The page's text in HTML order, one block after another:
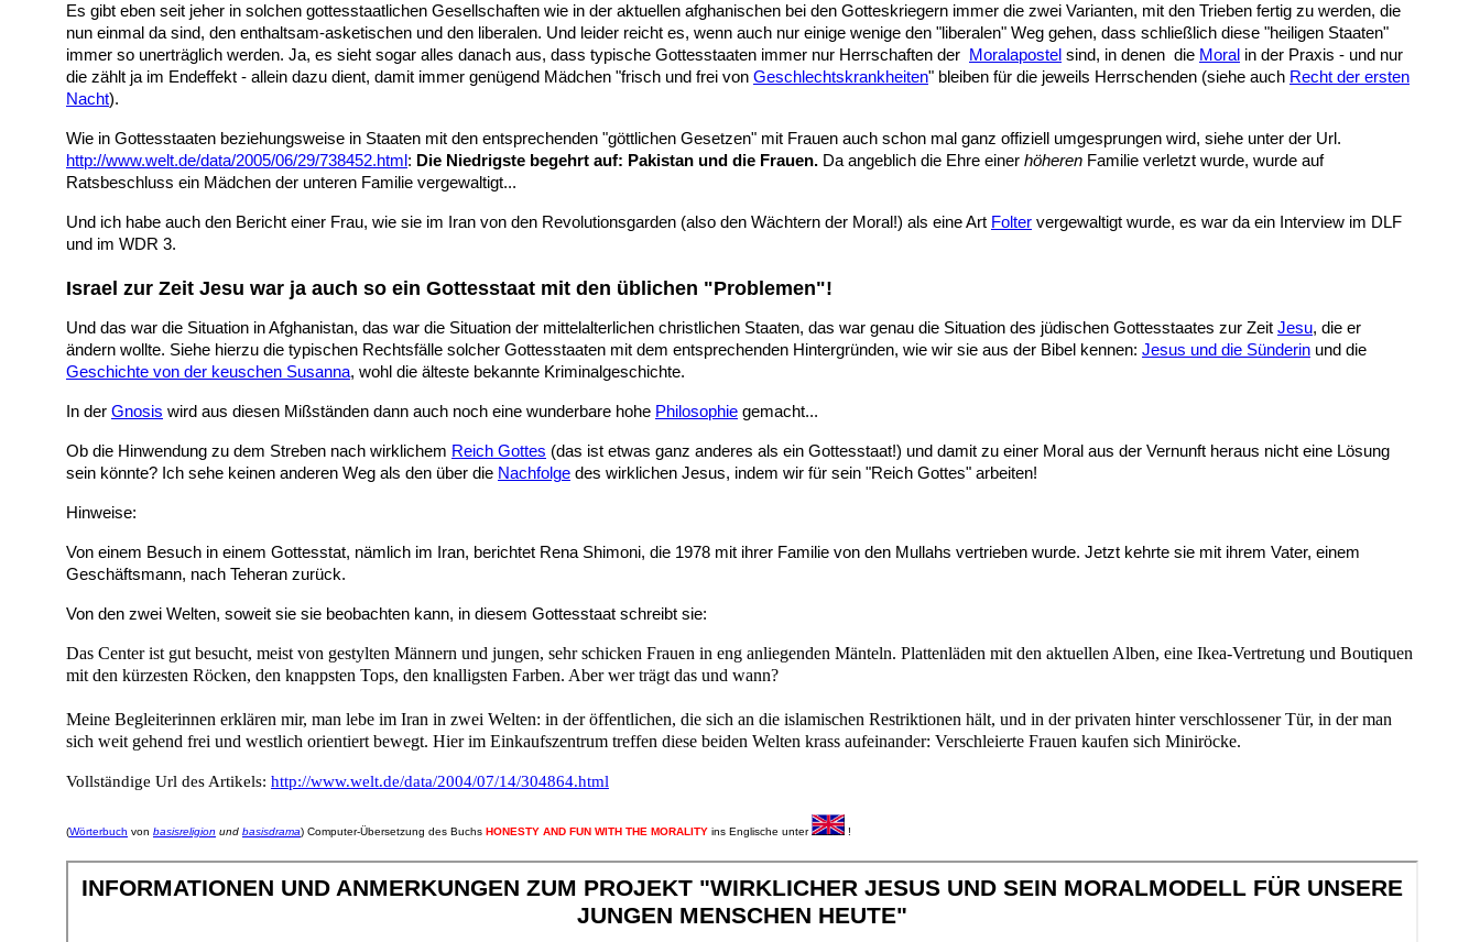
Es gibt eben seit jeher in solchen gottesstaatlichen Gesellschaften wie in der aktuellen afghanischen bei den Gotteskriegern immer die zwei Varianten, mit den Trieben fertig zu werden, die
nun einmal da sind, den enthaltsam-asketischen und den liberalen. Und leider reicht es, wenn auch nur einige wenige den "liberalen" Weg gehen, dass schließlich diese "heiligen Staaten"
immer so unerträglich werden. Ja, es sieht sogar alles danach aus, dass typische Gottesstaaten immer nur Herrschaften der
Moralapostel sind, in denen die Moral in der Praxis - und nur
die zählt ja im Endeffekt - allein dazu dient, damit immer genügend Mädchen "frisch und frei von Geschlechtskrankheiten" bleiben für die jeweils Herrschenden (siehe auch Recht der ersten
Nacht).
Wie in Gottesstaaten beziehungsweise in Staaten mit den entsprechenden "göttlichen Gesetzen" mit Frauen auch schon mal ganz offiziell umgesprungen wird, siehe unter der Url.
http://www.welt.de/data/2005/06/29/738452.html : Die Niedrigste begehrt auf: Pakistan und die Frauen. Da angeblich die Ehre einer höheren Familie verletzt wurde, wurde auf
Ratsbeschluss ein Mädchen der unteren Familie vergewaltigt...
Und ich habe auch den Bericht einer Frau, wie sie im Iran von den Revolutionsgarden (also den Wächtern der Moral!) als eine Art Folter vergewaltigt wurde, es war da ein Interview im DLF
und im WDR 3.
Israel zur Zeit Jesu war ja auch so ein Gottesstaat mit den üblichen "Problemen"!
Und das war die Situation in Afghanistan, das war die Situation der mittelalterlichen christlichen Staaten, das war genau die Situation des jüdischen Gottesstaates zur Zeit Jesu, die er
ändern wollte. Siehe hierzu die typischen Rechtsfälle solcher Gottesstaaten mit dem entsprechenden Hintergründen, wie wir sie aus der Bibel kennen: Jesus und die Sünderin und die
Geschichte von der keuschen Susanna, wohl die älteste bekannte Kriminalgeschichte.
In der Gnosis wird aus diesen Mißständen dann auch noch eine wunderbare hohe Philosophie gemacht...
Ob die Hinwendung zu dem Streben nach wirklichem Reich Gottes (das ist etwas ganz anderes als ein Gottesstaat!) und damit zu einer Moral aus der Vernunft heraus nicht eine Lösung
sein könnte? Ich sehe keinen anderen Weg als den über die Nachfolge des wirklichen Jesus, indem wir für sein "Reich Gottes" arbeiten!
Hinweise:
Von einem Besuch in einem Gottesstat, nämlich im Iran, berichtet Rena Shimoni, die 1978 mit ihrer Familie von den Mullahs vertrieben wurde. Jetzt kehrte sie mit ihrem Vater, einem
Geschäftsmann, nach Teheran zurück.
Von den zwei Welten, soweit sie sie beobachten kann, in diesem Gottesstaat schreibt sie:
Das Center ist gut besucht, meist von gestylten Männern und jungen, sehr schicken Frauen in eng anliegenden Mänteln. Plattenläden mit den aktuellen Alben, eine Ikea-Vertretung und Boutiquen
mit den kürzesten Röcken, den knappsten Tops, den knalligsten Farben. Aber wer trägt das und wann?
Meine Begleiterinnen erklären mir, man lebe im Iran in zwei Welten: in der öffentlichen, die sich an die islamischen Restriktionen hält, und in der privaten hinter verschlossener Tür, in der man
sich weit gehend frei und westlich orientiert bewegt. Hier im Einkaufszentrum treffen diese beiden Welten krass aufeinander: Verschleierte Frauen kaufen sich Miniröcke.
Vollständige Url des Artikels: http://www.welt.de/data/2004/07/14/304864.html
(Wörterbuch von basisreligion und basisdrama) Computer-Übersetzung des Buchs HONESTY AND FUN WITH THE MORALITY ins Englische unter !